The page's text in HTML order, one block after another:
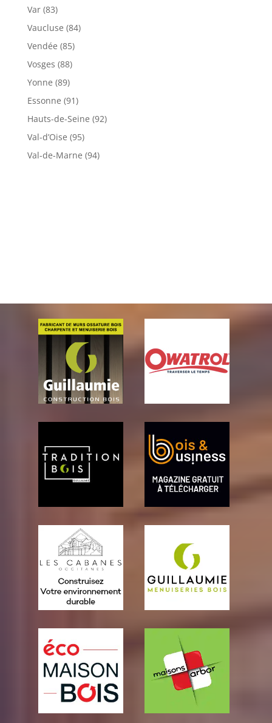
Var (83)
Vaucluse (84)
Vendée (85)
Vosges (88)
Yonne (89)
Essonne (91)
Hauts-de-Seine (92)
Val-d’Oise (95)
Val-de-Marne (94)